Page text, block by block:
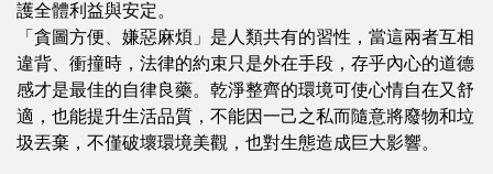
護全體利益與安定。
「貪圖方便、嫌惡麻煩」是人類共有的習性，當這兩者互相
違背、衝撞時，法律的約束只是外在手段，存乎內心的道德
感才是最佳的自律良藥。乾淨整齊的環境可使心情自在又舒
適，也能提升生活品質，不能因一己之私而隨意將廢物和垃
圾丟棄，不僅破壞環境美觀，也對生態造成巨大影響。